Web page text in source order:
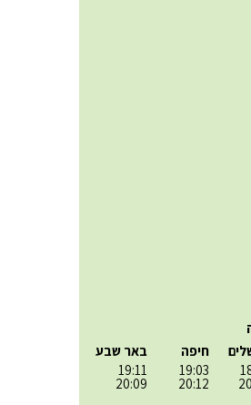
חיפה
19:03
20:12
באר שבע
19:11
20:09